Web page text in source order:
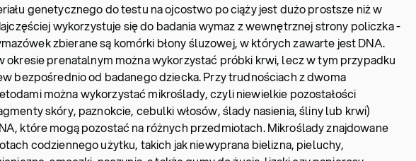
genetycznego do testu na ojcostwo po ciąży jest dużo prostsze niż w
wykorzystuje się do badania wymaz z wewnętrznej strony policzka -
zbierane są komórki błony śluzowej, w których zawarte jest DNA.
okresie prenatalnym można wykorzystać próbki krwi, lecz w tym przypadku
bezpośrednio od badanego dziecka. Przy trudnościach z dwoma
można wykorzystać mikroślady, czyli niewielkie pozostałości
skóry, paznokcie, cebulki włosów, ślady nasienia, śliny lub krwi)
które mogą pozostać na różnych przedmiotach. Mikroślady znajdowane
codziennego użytku, takich jak niewyprana bielizna, pieluchy,